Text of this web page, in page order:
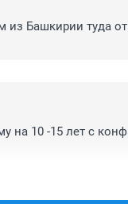
из Башкирии туда
на 10 -15 лет с